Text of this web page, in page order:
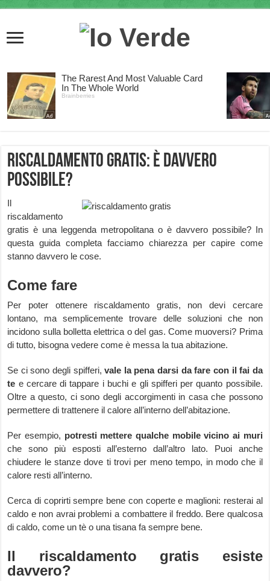
Riscaldamento gratis: è davvero
possibile?
Il
riscaldamento
gratis è una leggenda metropolitana o è davvero possibile? In
questa guida completa facciamo chiarezza per capire come
stanno davvero le cose.
Come fare
Per poter ottenere riscaldamento gratis, non devi cercare
lontano, ma semplicemente trovare delle soluzioni che non
incidono sulla bolletta elettrica o del gas. Come muoversi? Prima
di tutto, bisogna vedere come è messa la tua abitazione.
Se ci sono degli spifferi, vale la pena darsi da fare con il fai da
te e cercare di tappare i buchi e gli spifferi per quanto possibile.
Oltre a questo, ci sono degli accorgimenti in casa che possono
permettere di trattenere il calore all’interno dell’abitazione.
Per esempio, potresti mettere qualche mobile vicino ai muri
che sono più esposti all’esterno dall’altro lato. Puoi anche
chiudere le stanze dove ti trovi per meno tempo, in modo che il
calore resti all’interno.
Cerca di coprirti sempre bene con coperte e maglioni: resterai al
caldo e non avrai problemi a combattere il freddo. Bere qualcosa
di caldo, come un tè o una tisana fa sempre bene.
Il riscaldamento gratis esiste
davvero?